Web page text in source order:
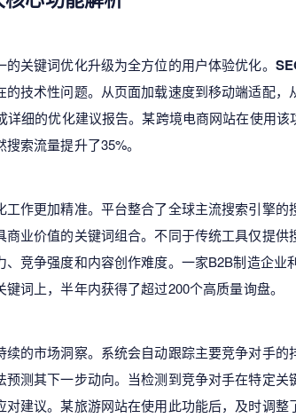
关键词优化升级为全方位的用户体验优化。
的技术性问题。从页面加载速度到移动端适配
详细的优化建议报告。某跨境电商网站在使用
索流量提升了35%。
工作更加精准。平台整合了全球主流搜索引擎的
业价值的关键词组合。不同于传统工具仅提供
竞争强度和内容创作难度。一家B2B制造企业
词上，半年内获得了超过200个高质量询盘。
续的市场洞察。系统会自动跟踪主要竞争对手
预测其下一步动向。当检测到竞争对手在特定
对建议。某旅游网站在使用此功能后，及时调